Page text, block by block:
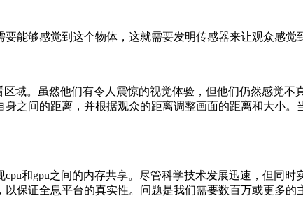
能够感觉到这个物体，这就需要发明传感器来让观众感觉
域。虽然他们有令人震惊的视觉体验，但他们仍然感觉不
之间的距离，并根据观众的距离调整画面的距离和大小
和gpu之间的内存共享。尽管科学技术发展迅速，但同时
保证全息平台的真实性。问题是我们需要数百万或更多